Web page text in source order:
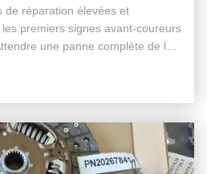
de réparation élevées et
les premiers signes avant-coureurs
une panne complète de la